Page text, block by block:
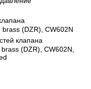
(DZR), CW602N
клапана
(DZR), CW602N,